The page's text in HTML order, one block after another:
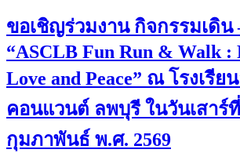
ขอเชิญร่วมงาน กิจกรรมเดิน
“ASCLB Fun Run & Walk :
Love and Peace” ณ โรงเรี
คอนแวนต์ ลพบุรี ในวันเสาร์
กุมภาพันธ์ พ.ศ. 2569